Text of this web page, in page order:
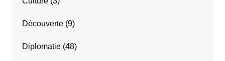
Découverte(9)
Diplomatie(48)